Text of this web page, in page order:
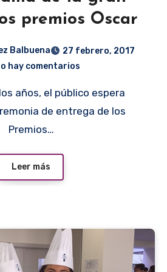
premios Oscar
Balbuena
27 febrero, 2017
hay comentarios
de entrega de los
Premios…
Leer más